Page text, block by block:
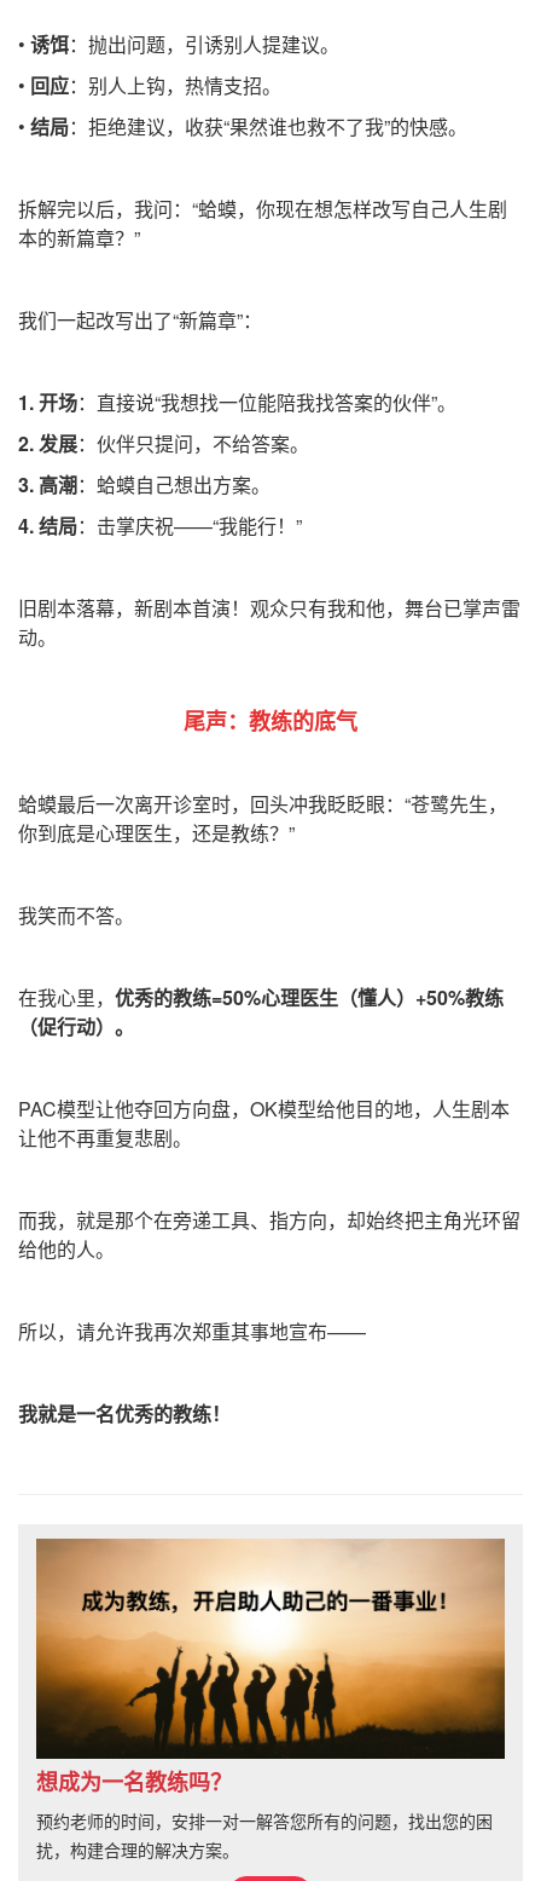
• 诱饵：抛出问题，引诱别人提建议。
• 回应：别人上钩，热情支招。
• 结局：拒绝建议，收获“果然谁也救不了我”的快感。
拆解完以后，我问：“蛤蟆，你现在想怎样改写自己人生剧
本的新篇章？”
我们一起改写出了“新篇章”：
1. 开场：直接说“我想找一位能陪我找答案的伙伴”。
2. 发展：伙伴只提问，不给答案。
3. 高潮：蛤蟆自己想出方案。
4. 结局：击掌庆祝——“我能行！”
旧剧本落幕，新剧本首演！观众只有我和他，舞台已掌声雷
动。
尾声：教练的底气
蛤蟆最后一次离开诊室时，回头冲我眨眨眼：“苍鹭先生，
你到底是心理医生，还是教练？”
我笑而不答。
在我心里， 优秀的教练=50%心理医生（懂人）+50%教练
（促行动）。
PAC模型让他夺回方向盘，OK模型给他目的地，人生剧本
让他不再重复悲剧。
而我，就是那个在旁递工具、指方向，却始终把主角光环留
给他的人。
所以，请允许我再次郑重其事地宣布——
我就是一名优秀的教练！
想成为一名教练吗？
预约老师的时间，安排一对一解答您所有的问题，找出您的困
扰，构建合理的解决方案。